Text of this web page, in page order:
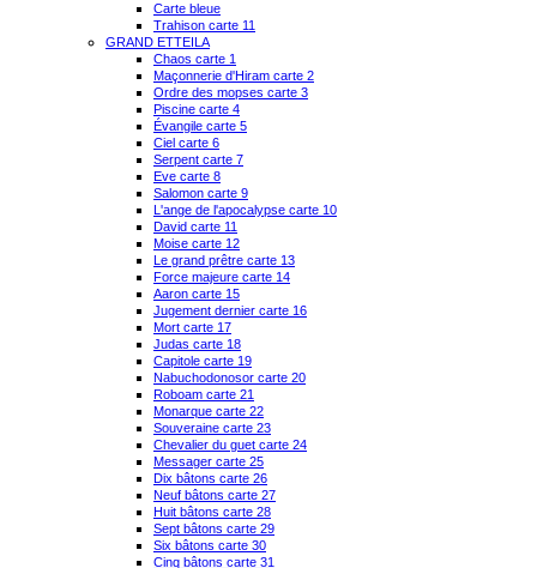
Carte bleue
Trahison carte 11
GRAND ETTEILA
Chaos carte 1
Maçonnerie d'Hiram carte 2
Ordre des mopses carte 3
Piscine carte 4
Évangile carte 5
Ciel carte 6
Serpent carte 7
Eve carte 8
Salomon carte 9
L'ange de l'apocalypse carte 10
David carte 11
Moise carte 12
Le grand prêtre carte 13
Force majeure carte 14
Aaron carte 15
Jugement dernier carte 16
Mort carte 17
Judas carte 18
Capitole carte 19
Nabuchodonosor carte 20
Roboam carte 21
Monarque carte 22
Souveraine carte 23
Chevalier du guet carte 24
Messager carte 25
Dix bâtons carte 26
Neuf bâtons carte 27
Huit bâtons carte 28
Sept bâtons carte 29
Six bâtons carte 30
Cinq bâtons carte 31